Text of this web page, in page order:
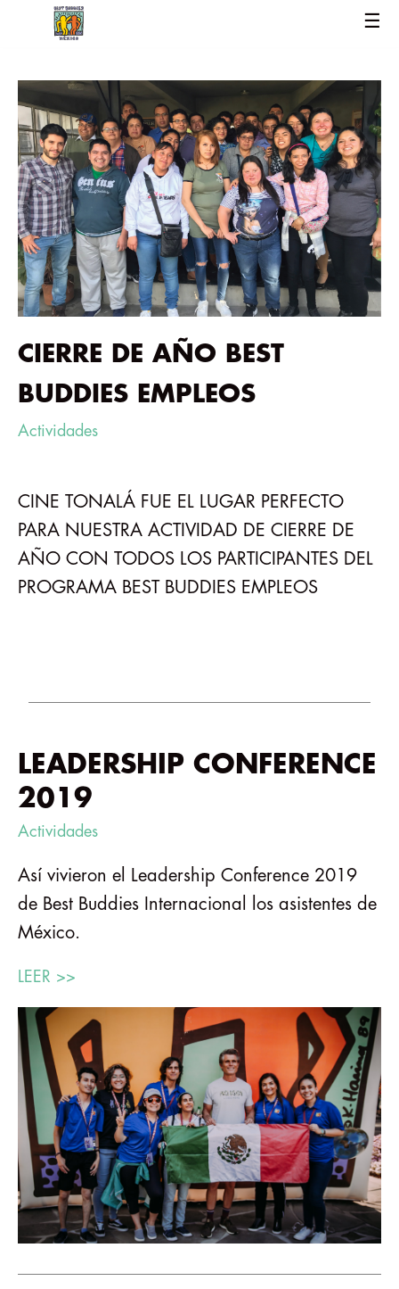
☰
CIERRE DE AÑO BEST
BUDDIES EMPLEOS
Actividades
CINE TONALÁ FUE EL LUGAR PERFECTO
PARA NUESTRA ACTIVIDAD DE CIERRE DE
AÑO CON TODOS LOS PARTICIPANTES DEL
PROGRAMA BEST BUDDIES EMPLEOS
LEADERSHIP CONFERENCE
2019
Actividades
Así vivieron el Leadership Conference 2019
de Best Buddies Internacional los asistentes de
México.
LEER >>